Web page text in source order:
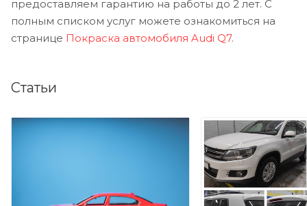
предоставляем гарантию на работы до 2 лет. С
полным списком услуг можете ознакомиться на
странице Покраска автомобиля Audi Q7.
Статьи